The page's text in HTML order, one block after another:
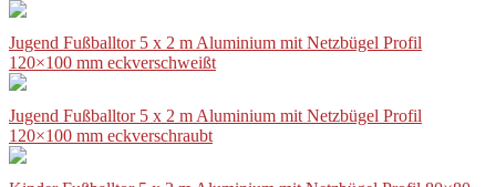
Jugend Fußballtor 5 x 2 m Aluminium mit Netzbügel Profil
120×100 mm eckverschweißt
Jugend Fußballtor 5 x 2 m Aluminium mit Netzbügel Profil
120×100 mm eckverschraubt